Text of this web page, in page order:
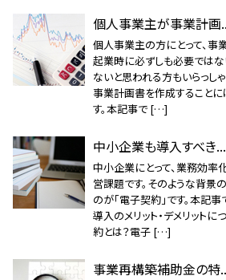
個人事業主が事業計画
個人事業主の方にとって、事
起業時に必ずしも必要ではな
ないと思われる方もいらっし
事業計画書を作成することに
す。本記事で […]
中小企業も導入すべき...
中小企業にとって、業務効率
営課題です。そのような背景
のが「電子契約」です。本記
導入のメリット・デメリットに
約とは？電子 […]
事業再構築補助金の特